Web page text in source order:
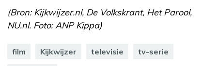
(Bron: Kijkwijzer.nl, De Volkskrant, Het Parool,
NU.nl. Foto: ANP Kippa)
film Kijkwijzer televisie tv-serie